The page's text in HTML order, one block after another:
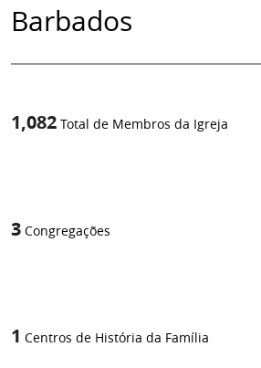
Barbados
1,082 Total de Membros da Igreja
3 Congregações
1 Centros de História da Família